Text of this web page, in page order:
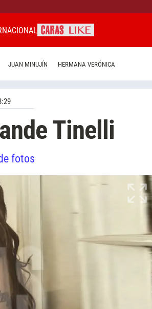
JUAN MINUJÍN HERMANA VERÓNICA
Tinelli
fotos